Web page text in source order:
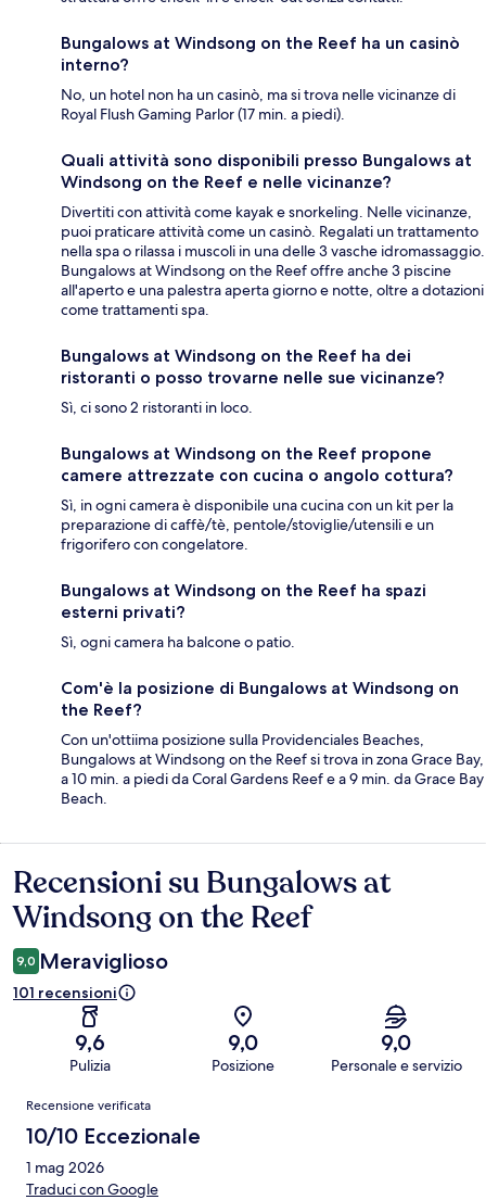
Bungalows at Windsong on the Reef ha un casinò
interno?
No, un hotel non ha un casinò, ma si trova nelle vicinanze di
Royal Flush Gaming Parlor (17 min. a piedi).
Quali attività sono disponibili presso Bungalows at
Windsong on the Reef e nelle vicinanze?
Divertiti con attività come kayak e snorkeling. Nelle vicinanze,
puoi praticare attività come un casinò. Regalati un trattamento
nella spa o rilassa i muscoli in una delle 3 vasche idromassaggio.
Bungalows at Windsong on the Reef offre anche 3 piscine
all'aperto e una palestra aperta giorno e notte, oltre a dotazioni
come trattamenti spa.
Bungalows at Windsong on the Reef ha dei
ristoranti o posso trovarne nelle sue vicinanze?
Sì, ci sono 2 ristoranti in loco.
Bungalows at Windsong on the Reef propone
camere attrezzate con cucina o angolo cottura?
Sì, in ogni camera è disponibile una cucina con un kit per la
preparazione di caffè/tè, pentole/stoviglie/utensili e un
frigorifero con congelatore.
Bungalows at Windsong on the Reef ha spazi
esterni privati?
Sì, ogni camera ha balcone o patio.
Com'è la posizione di Bungalows at Windsong on
the Reef?
Con un'ottiima posizione sulla Providenciales Beaches,
Bungalows at Windsong on the Reef si trova in zona Grace Bay,
a 10 min. a piedi da Coral Gardens Reef e a 9 min. da Grace Bay
Beach.
Recensioni
Recensioni su Bungalows at
Windsong on the Reef
9,0 Meraviglioso
101 recensioni
9,6
Pulizia
9,0
Posizione
9,0
Personale e servizio
Recensioni
Recensione verificata
10/10 Eccezionale
1 mag 2026
Traduci con Google